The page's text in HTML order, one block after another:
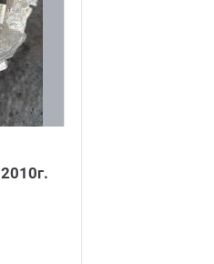
2010г.